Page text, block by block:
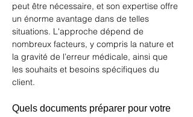
peut être nécessaire, et son expertise offre
un énorme avantage dans de telles
situations. L'approche dépend de
nombreux facteurs, y compris la nature et
la gravité de l’erreur médicale, ainsi que
les souhaits et besoins spécifiques du
client.
Quels documents préparer pour votre